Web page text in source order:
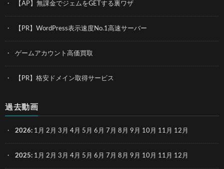
【AP】無課金でジェムをGETする裏ワザ
【PR】WordPress表示速度No.1高速サーバー
ゲームアカウント高価買取
【PR】格安ドメイン取得サービス
過去動画
2026: 1月 2月 3月 4月 5月 6月 7月 8月 9月 10月 11月 12月
2025: 1月 2月 3月 4月 5月 6月 7月 8月 9月 10月 11月 12月